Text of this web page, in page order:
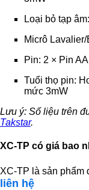
Loại bỏ tạp
Micrô
Pin: 2 × Pin
Tuổi thọ pin:
mức 3mW
Lưu ý: Số liệu trên
Takstar.
XC-TP có giá bao
XC-TP là sản phẩm
liên hệ